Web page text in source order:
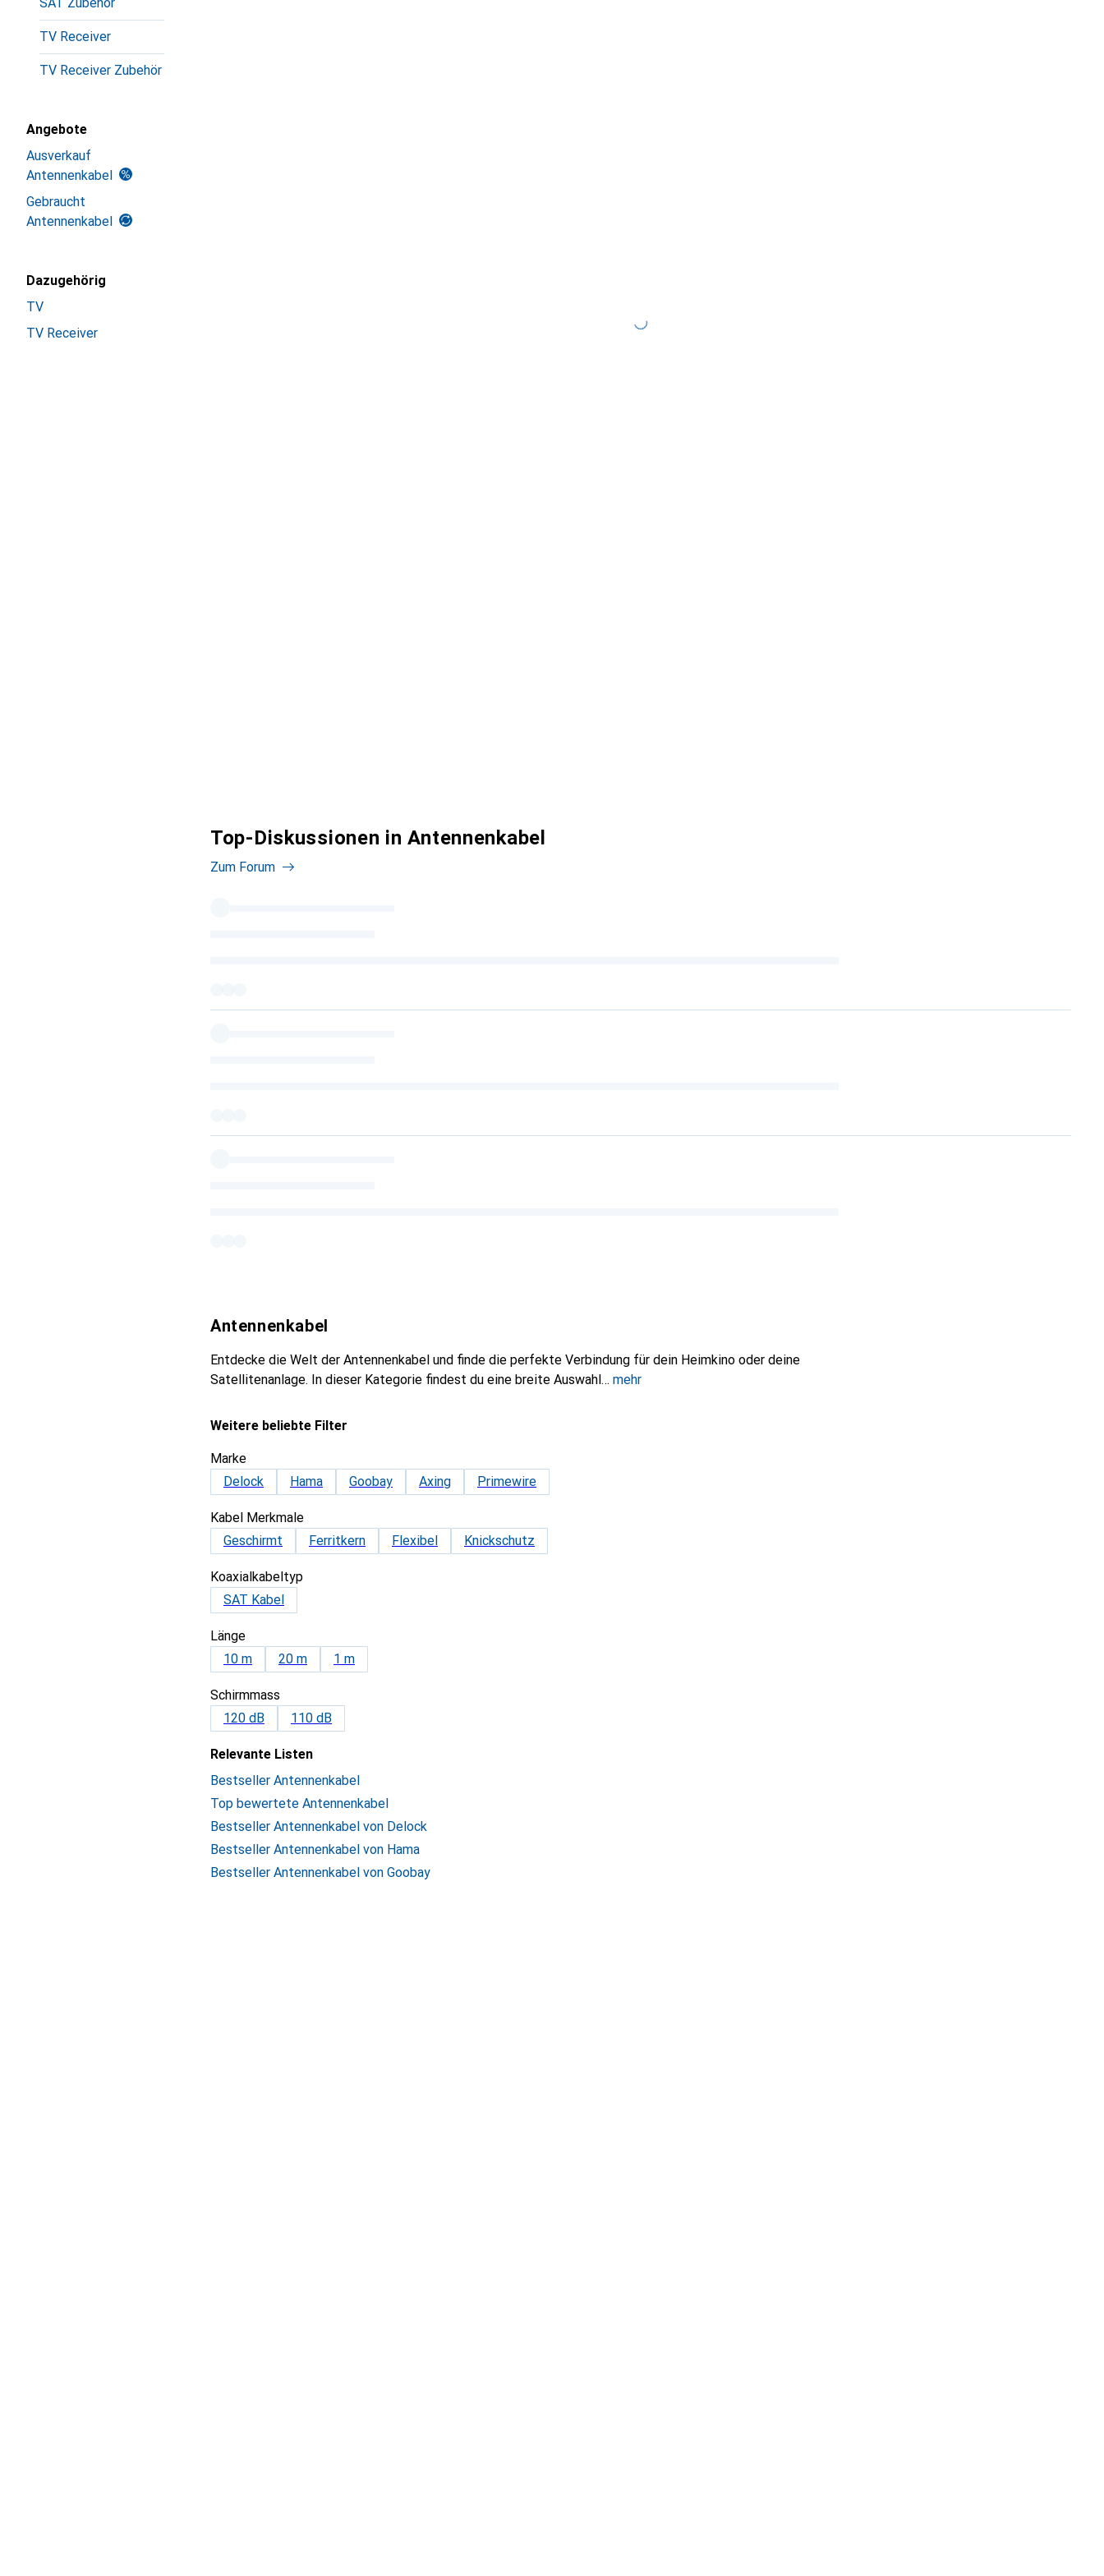
TV Receiver
TV Receiver Zubehör
Angebote
Ausverkauf
Antennenkabel
Gebraucht
Antennenkabel
Dazugehörig
TV
TV Receiver
Top-Diskussionen in Antennenkabel
Zum Forum
Antennenkabel
Entdecke die Welt der Antennenkabel und finde die perfekte Verbindung für dein Heimkino oder deine
Satellitenanlage. In dieser Kategorie findest du eine breite Auswahl
mehr
Weitere beliebte Filter
Marke
Delock
Hama Goobay Axing Primewire
Kabel Merkmale
Geschirmt
Ferritkern Flexibel Knickschutz
Koaxialkabeltyp
SAT Kabel
Länge
10 m
20 m 1 m
Schirmmass
120 dB
110 dB
Relevante Listen
Bestseller Antennenkabel
Top bewertete Antennenkabel
Bestseller Antennenkabel von Delock
Bestseller Antennenkabel von Hama
Bestseller Antennenkabel von Goobay